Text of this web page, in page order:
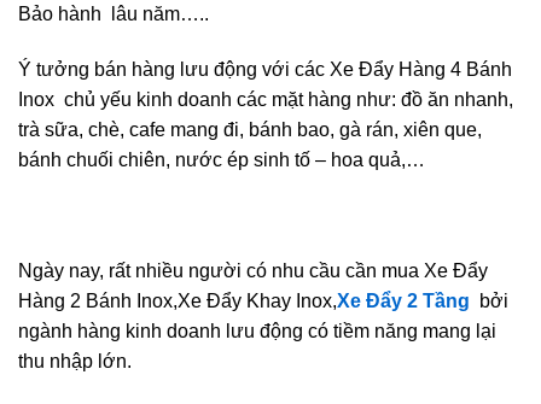
Bảo hành lâu năm…..
Ý tưởng bán hàng lưu động với các Xe Đẩy Hàng 4 Bánh
Inox chủ yếu kinh doanh các mặt hàng như: đồ ăn nhanh,
trà sữa, chè, cafe mang đi, bánh bao, gà rán, xiên que,
bánh chuối chiên, nước ép sinh tố – hoa quả,…
Ngày nay, rất nhiều người có nhu cầu cần mua Xe Đẩy
Hàng 2 Bánh Inox,Xe Đẩy Khay Inox,Xe Đẩy 2 Tầng bởi
ngành hàng kinh doanh lưu động có tiềm năng mang lại
thu nhập lớn.